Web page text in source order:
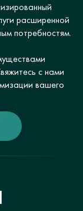
расширенной
потребностям.
с нами
вашего